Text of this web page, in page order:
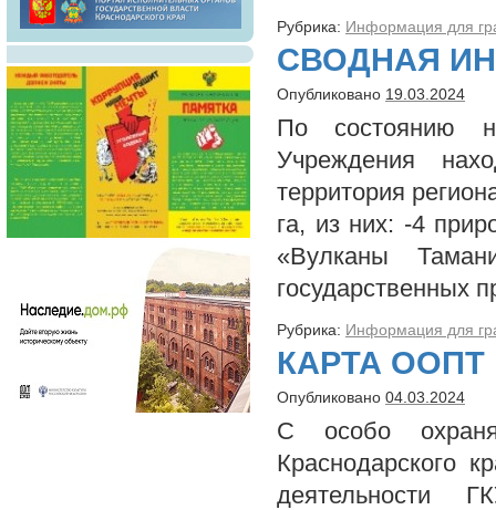
Рубрика: Информация для
СВОДНАЯ
Опубликовано 19.03.2024
По состоянию
Учреждения
территория
га, из них: -4
«Вулканы
государственных
Рубрика: Информация для
КАРТА ООПТ
Опубликовано 04.03.2024
С особо
Краснодарского
деятельности